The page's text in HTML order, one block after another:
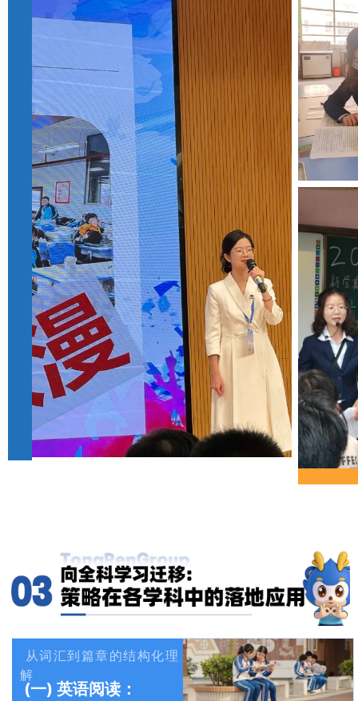
从词汇到篇章的结构化理
解
(一) 英语阅读：